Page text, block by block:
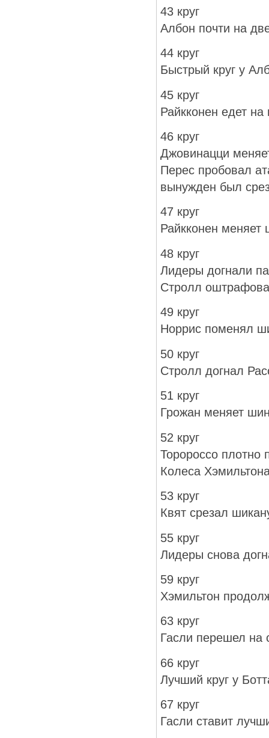
43 круг
Албон почти на
44 круг
Быстрый круг у
45 круг
Райкконен едет
46 круг
Джовинацци
Перес пробовал
вынужден был
47 круг
Райкконен
48 круг
Лидеры догнали
Стролл
49 круг
Норрис поменял
50 круг
Стролл догнал
51 круг
Грожан меняет
52 круг
Торороссо плотно
Колеса
53 круг
Квят срезал
55 круг
Лидеры снова
59 круг
Хэмильтон
63 круг
Гасли перешел на
66 круг
Лучший круг у
67 круг
Гасли ставит